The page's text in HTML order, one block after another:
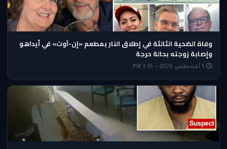
وفاة الضحية الثالثة في إطلاق النار بمطعم «إن-آوت» في أيداهو
وإصابة زوجته بحالة حرجة